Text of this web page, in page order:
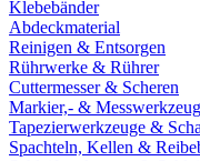
Klebebänder
Abdeckmaterial
Reinigen & Entsorgen
Rührwerke & Rührer
Cuttermesser & Scheren
Markier,- &
Tapezierwerkzeuge &
Spachteln, Kellen &